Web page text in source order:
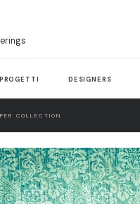
PROGETTI DESIGNERS
COLLECTION